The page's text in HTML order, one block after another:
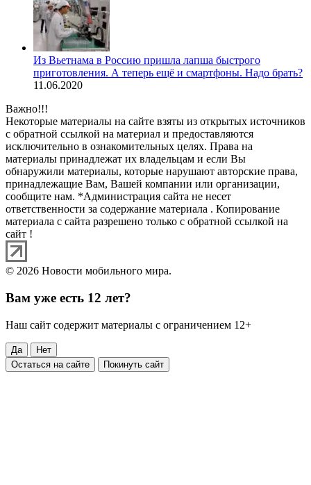
Из Вьетнама в Россию пришла лапша быстрого
приготовления. А теперь ещё и смартфоны. Надо брать?
11.06.2020
Важно!!!
Некоторые материалы на сайте взяты из открытых источников
с обратной ссылкой на материал и предоставляются
исключительно в ознакомительных целях. Права на
материалы принадлежат их владельцам и если Вы
обнаружили материалы, которые нарушают авторские права,
принадлежащие Вам, Вашей компании или организации,
сообщите нам. *Администрация сайта не несет
ответственности за содержание материала . Копирование
материала с сайта разрешено только с обратной ссылкой на
сайт !
© 2026 Новости мобильного мира.
Вам уже есть 12 лет?
Наш сайт содержит материалы с ограничением 12+
Да
Нет
Остаться на сайте
Покинуть сайт